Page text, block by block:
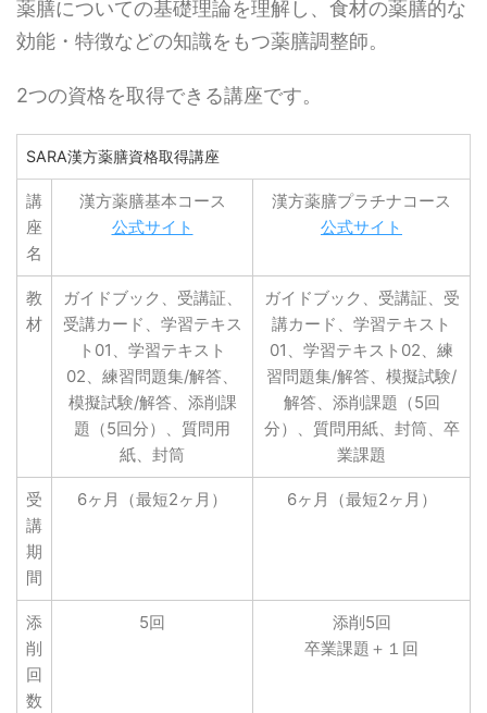
薬膳についての基礎理論を理解し、食材の薬膳的な
効能・特徴などの知識をもつ薬膳調整師。
2つの資格を取得できる講座です。
SARA漢方薬膳資格取得講座
講
座
名
漢方薬膳基本コース
公式サイト
漢方薬膳プラチナコース
公式サイト
教
材
ガイドブック、受講証、
受講カード、学習テキス
ト01、学習テキスト
02、練習問題集/解答、
模擬試験/解答、添削課
題（5回分）、質問用
紙、封筒
ガイドブック、受講証、受
講カード、学習テキスト
01、学習テキスト02、練
習問題集/解答、模擬試験/
解答、添削課題（5回
分）、質問用紙、封筒、卒
業課題
受
講
期
間
6ヶ月（最短2ヶ月） 6ヶ月（最短2ヶ月）
添
削
回
数
5回
添削5回
卒業課題＋１回